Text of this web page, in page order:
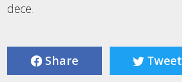
dece.
Share Tweet